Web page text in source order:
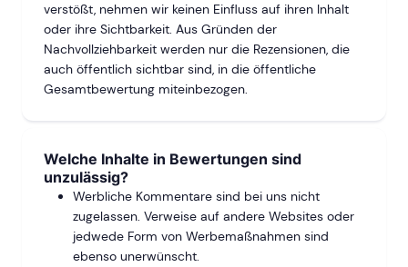
verstößt, nehmen wir keinen Einfluss auf ihren Inhalt
oder ihre Sichtbarkeit. Aus Gründen der
Nachvollziehbarkeit werden nur die Rezensionen, die
auch öffentlich sichtbar sind, in die öffentliche
Gesamtbewertung miteinbezogen.
Welche Inhalte in Bewertungen sind
unzulässig?
Werbliche Kommentare sind bei uns nicht
zugelassen. Verweise auf andere Websites oder
jedwede Form von Werbemaßnahmen sind
ebenso unerwünscht.